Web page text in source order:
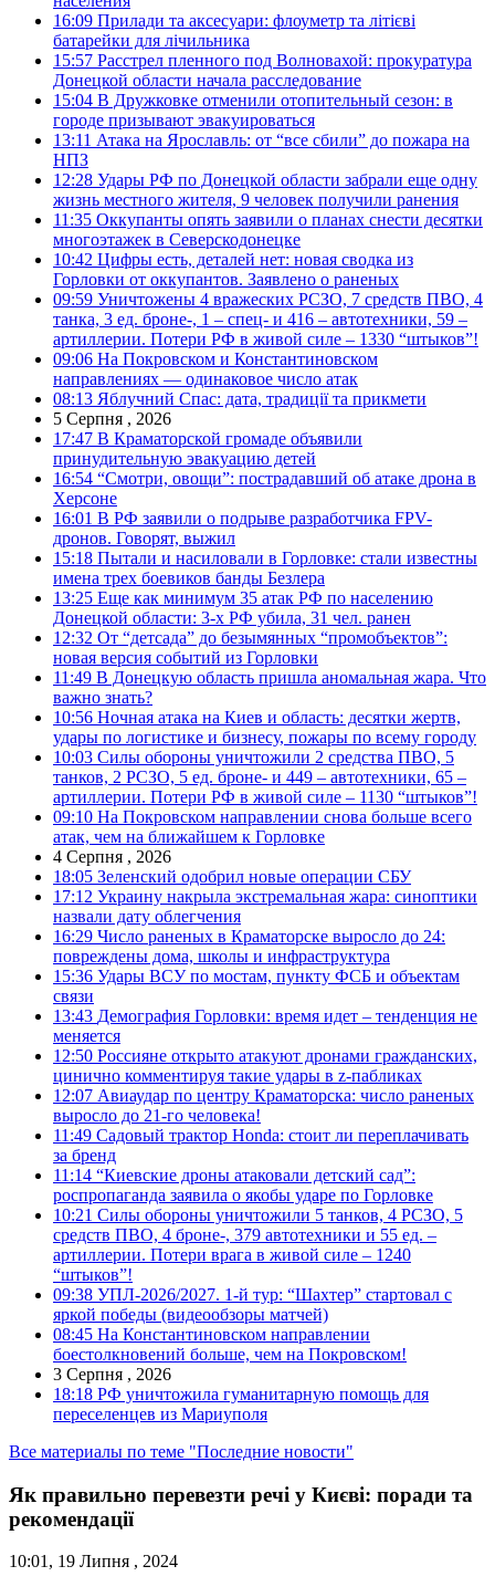
16:09 Прилади та аксесуари: флоуметр та літієві
батарейки для лічильника
15:57 Расстрел пленного под Волновахой: прокуратура
Донецкой области начала расследование
15:04 В Дружковке отменили отопительный сезон: в
городе призывают эвакуироваться
13:11 Атака на Ярославль: от “все сбили” до пожара на
НПЗ
12:28 Удары РФ по Донецкой области забрали еще одну
жизнь местного жителя, 9 человек получили ранения
11:35 Оккупанты опять заявили о планах снести десятки
многоэтажек в Северскодонецке
10:42 Цифры есть, деталей нет: новая сводка из
Горловки от оккупантов. Заявлено о раненых
09:59 Уничтожены 4 вражеских РСЗО, 7 средств ПВО, 4
танка, 3 ед. броне-, 1 – спец- и 416 – автотехники, 59 –
артиллерии. Потери РФ в живой силе – 1330 “штыков”!
09:06 На Покровском и Константиновском
направлениях — одинаковое число атак
08:13 Яблучний Спас: дата, традиції та прикмети
5 Серпня , 2026
17:47 В Краматорской громаде объявили
принудительную эвакуацию детей
16:54 “Смотри, овощи”: пострадавший об атаке дрона в
Херсоне
16:01 В РФ заявили о подрыве разработчика FPV-
дронов. Говорят, выжил
15:18 Пытали и насиловали в Горловке: стали известны
имена трех боевиков банды Безлера
13:25 Еще как минимум 35 атак РФ по населению
Донецкой области: 3-х РФ убила, 31 чел. ранен
12:32 От “детсада” до безымянных “промобъектов”:
новая версия событий из Горловки
11:49 В Донецкую область пришла аномальная жара. Что
важно знать?
10:56 Ночная атака на Киев и область: десятки жертв,
удары по логистике и бизнесу, пожары по всему городу
10:03 Силы обороны уничтожили 2 средства ПВО, 5
танков, 2 РСЗО, 5 ед. броне- и 449 – автотехники, 65 –
артиллерии. Потери РФ в живой силе – 1130 “штыков”!
09:10 На Покровском направлении снова больше всего
атак, чем на ближайшем к Горловке
4 Серпня , 2026
18:05 Зеленский одобрил новые операции СБУ
17:12 Украину накрыла экстремальная жара: синоптики
назвали дату облегчения
16:29 Число раненых в Краматорске выросло до 24:
повреждены дома, школы и инфраструктура
15:36 Удары ВСУ по мостам, пункту ФСБ и объектам
связи
13:43 Демография Горловки: время идет – тенденция не
меняется
12:50 Россияне открыто атакуют дронами гражданских,
цинично комментируя такие удары в z-пабликах
12:07 Авиаудар по центру Краматорска: число раненых
выросло до 21-го человека!
11:49 Садовый трактор Honda: стоит ли переплачивать
за бренд
11:14 “Киевские дроны атаковали детский сад”:
роспропаганда заявила о якобы ударе по Горловке
10:21 Силы обороны уничтожили 5 танков, 4 РСЗО, 5
средств ПВО, 4 броне-, 379 автотехники и 55 ед. –
артиллерии. Потери врага в живой силе – 1240
“штыков”!
09:38 УПЛ-2026/2027. 1-й тур: “Шахтер” стартовал с
яркой победы (видеообзоры матчей)
08:45 На Константиновском направлении
боестолкновений больше, чем на Покровском!
3 Серпня , 2026
18:18 РФ уничтожила гуманитарную помощь для
переселенцев из Мариуполя
Все материалы по теме "Последние новости"
Як правильно перевезти речі у Києві: поради та
рекомендації
10:01, 19 Липня , 2024